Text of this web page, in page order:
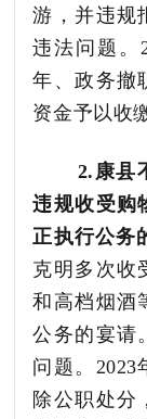
游，并违规
违法问题。
年、政务撤
资金予以收
2. 康县
违规收受购
正执行公务
克明多次收
和高档烟酒
公务的宴请
问题。2023
除公职处分